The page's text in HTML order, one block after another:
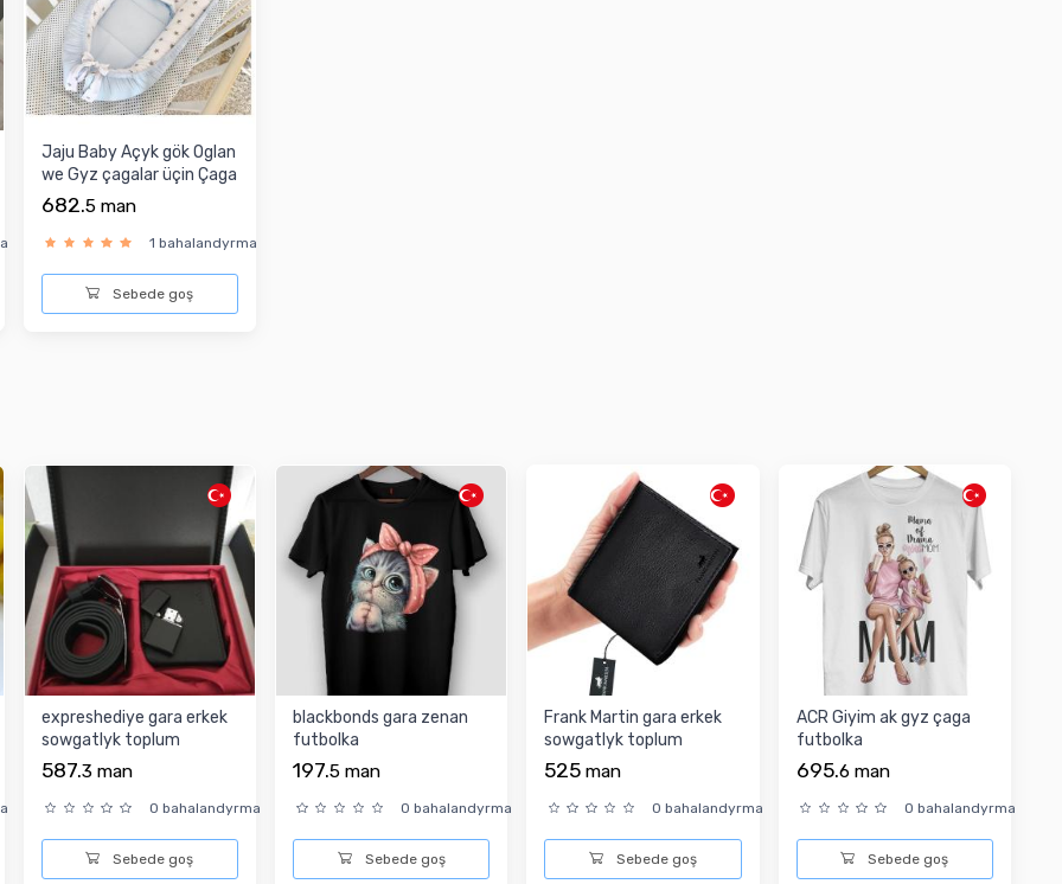
Jaju Baby Açyk gök Oglan
we Gyz çagalar üçin Çaga
matrasy
682.5 man
1 bahalandyrma
Sebede goş
expreshediye gara erkek
sowgatlyk toplum
587.3 man
0 bahalandyrma
Sebede goş
blackbonds gara zenan
futbolka
197.5 man
0 bahalandyrma
Sebede goş
Frank Martin gara erkek
sowgatlyk toplum
525man
0 bahalandyrma
Sebede goş
ACR Giyim ak gyz çaga
futbolka
695.6 man
0 bahalandyrma
Sebede goş